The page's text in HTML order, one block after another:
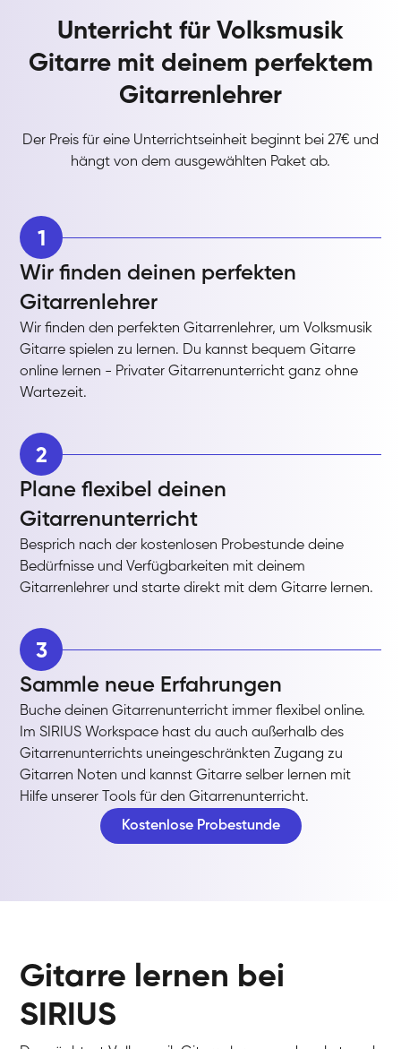
Unterricht für Volksmusik
Gitarre mit deinem perfektem
Gitarrenlehrer
Der Preis für eine Unterrichtseinheit beginnt bei 27€ und
hängt von dem ausgewählten Paket ab.
1
Wir finden deinen perfekten
Gitarrenlehrer
Wir finden den perfekten Gitarrenlehrer, um Volksmusik
Gitarre spielen zu lernen. Du kannst bequem Gitarre
online lernen - Privater Gitarrenunterricht ganz ohne
Wartezeit.
2
Plane flexibel deinen
Gitarrenunterricht
Besprich nach der kostenlosen Probestunde deine
Bedürfnisse und Verfügbarkeiten mit deinem
Gitarrenlehrer und starte direkt mit dem Gitarre lernen.
3
Sammle neue Erfahrungen
Buche deinen Gitarrenunterricht immer flexibel online.
Im SIRIUS Workspace hast du auch außerhalb des
Gitarrenunterrichts uneingeschränkten Zugang zu
Gitarren Noten und kannst Gitarre selber lernen mit
Hilfe unserer Tools für den Gitarrenunterricht.
Kostenlose Probestunde
Gitarre lernen bei
SIRIUS